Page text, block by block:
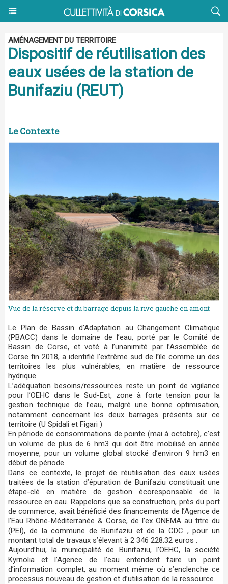
AMÉNAGEMENT DU TERRITOIRE
Dispositif de réutilisation des
eaux usées de la station de
Bunifaziu (REUT)
Le Contexte
Vue de la réserve et du barrage depuis la rive gauche en amont
Le Plan de Bassin d’Adaptation au Changement Climatique
(PBACC) dans le domaine de l’eau, porté par le Comité de
Bassin de Corse, et voté à l’unanimité par l’Assemblée de
Corse fin 2018, a identifié l’extrême sud de l’île comme un des
territoires les plus vulnérables, en matière de ressource
hydrique.
L’adéquation besoins/ressources reste un point de vigilance
pour l’OEHC dans le Sud-Est, zone à forte tension pour la
gestion technique de l’eau, malgré une bonne optimisation,
notamment concernant les deux barrages présents sur ce
territoire (U Spidali et Figari )
En période de consommations de pointe (mai à octobre), c’est
un volume de plus de 6 hm3 qui doit être mobilisé en année
moyenne, pour un volume global stocké d’environ 9 hm3 en
début de période.
Dans ce contexte, le projet de réutilisation des eaux usées
traitées de la station d’épuration de Bunifaziu constituait une
étape-clé en matière de gestion écoresponsable de la
ressource en eau. Rappelons que sa construction, près du port
de commerce, avait bénéficié des financements de l’Agence de
l’Eau Rhône-Méditerranée & Corse, de l’ex ONEMA au titre du
(PEI), de la commune de Bunifaziu et de la CDC , pour un
montant total de travaux s’élevant à 2 346 228.32 euros .
Aujourd’hui, la municipalité de Bunifaziu, l’OEHC, la société
Kyrnolia et l’Agence de l’eau entendent faire un point
d’information complet, au moment même où s’enclenche ce
processus nouveau de gestion et d’utilisation de la ressource.